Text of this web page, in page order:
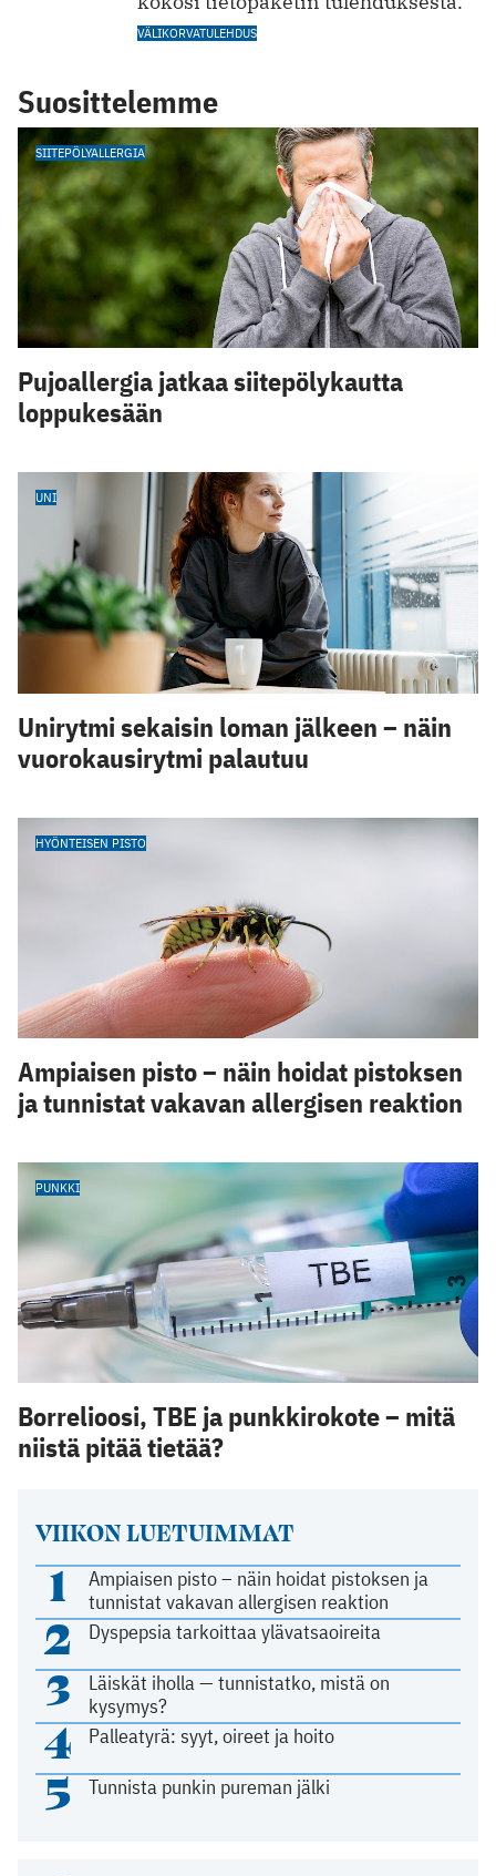
VIIKON LUETUIMMAT
1
Ampiaisen pisto – näin hoidat pistoksen ja
tunnistat vakavan allergisen reaktion
2 Dyspepsia tarkoittaa ylävatsaoireita
3
Läiskät iholla — tunnistatko, mistä on
kysymys?
4 Palleatyrä: syyt, oireet ja hoito
5 Tunnista punkin pureman jälki
VÄLIKORVATULEHDUS
Suosittelemme
SIITEPÖLYALLERGIA
Pujoallergia jatkaa siitepölykautta
loppukesään
UNI
Unirytmi sekaisin loman jälkeen – näin
vuorokausirytmi palautuu
HYÖNTEISEN PISTO
Ampiaisen pisto – näin hoidat pistoksen
ja tunnistat vakavan allergisen reaktion
PUNKKI
Borrelioosi, TBE ja punkkirokote – mitä
niistä pitää tietää?